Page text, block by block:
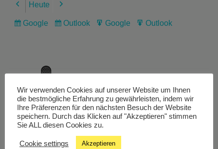
Previous
Heute Next
Subscribe
Google
Subscribe
Outlook
Export
Google
Export
Outlook
Livestream
Studiochat
Wir verwenden Cookies auf unserer Website um Ihnen
die bestmögliche Erfahrung zu gewährleisten, indem wir
Ihre Präferenzen für den nächsten Besuch der Website
speichern. Durch das Klicken auf "Akzeptieren" stimmen
Sie ALL diesen Cookies zu.
Cookie settings Akzeptieren